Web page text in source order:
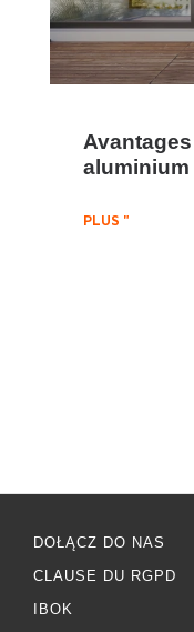
aluminium
PLUS "
DOŁĄCZ DO NAS
CLAUSE DU RGPD
IBOK